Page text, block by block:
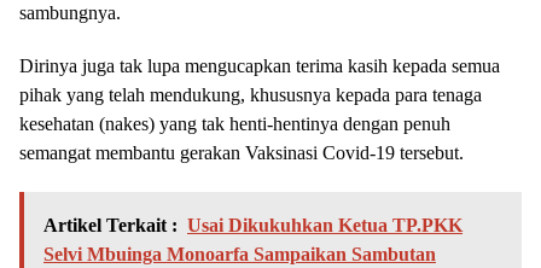
sambungnya.
Dirinya juga tak lupa mengucapkan terima kasih kepada semua
pihak yang telah mendukung, khususnya kepada para tenaga
kesehatan (nakes) yang tak henti-hentinya dengan penuh
semangat membantu gerakan Vaksinasi Covid-19 tersebut.
Artikel Terkait : Usai Dikukuhkan Ketua TP.PKK
Selvi Mbuinga Monoarfa Sampaikan Sambutan